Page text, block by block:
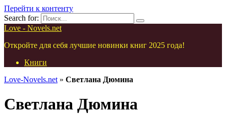
Перейти к контенту
Search for:
Love - Novels.net
Откройте для себя лучшие новинки книг 2025 года!
Книги
Love-Novels.net » Светлана Дюмина
Светлана Дюмина